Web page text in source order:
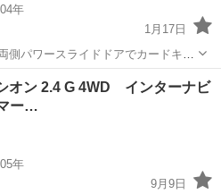
年
1月17日
CDの録音昨日もあります！！ 車
スライドドア
オン 2.4 G 4WD インターナビ
ー…
年
9月9日